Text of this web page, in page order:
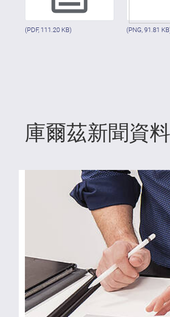
(PDF, 111.20 KB) (PNG, 91.81
庫爾茲新聞資